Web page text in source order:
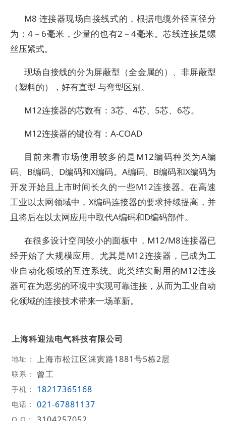
M8 连接器现场自接线式的，根据电缆外径直径分
为：4－6毫米，少量的也有2－4毫米。芯线连接是螺
丝压紧式。
现场自接线的分为屏蔽型（全金属的）、非屏蔽型
（塑料的），好有直型 与弯型区别。
M12连接器的芯数有：3芯、4芯、5芯、6芯。
M12连接器的键位有：A-COAD
目前来看市场使用较多的是M12编码种类为A编
码、B编码、D编码和X编码。A编码、B编码和X编码为
开发开始且上市时间长久的一些M12连接器。在高速
工业以太网领域中，X编码连接器的要求持续提高，并
且将后在以太网应用中取代A编码和D编码部件。
在很多设计空间较小的面板中，M12/M8连接器已
经开始了大规模应用。尤其是M12连接器，已成为工
业自动化领域的互连系统。此类结实耐用的M12连接
器可在为恶劣的环境中实现可靠连接，从而为工业自动
化领域的连接技术带来一场革新。
上海科迎法电气科技有限公司
地址： 上海市松江区涞寅路1881号5栋2层
联系： 曾工
手机： 18217365168
电话： 021-67881137
Q Q：